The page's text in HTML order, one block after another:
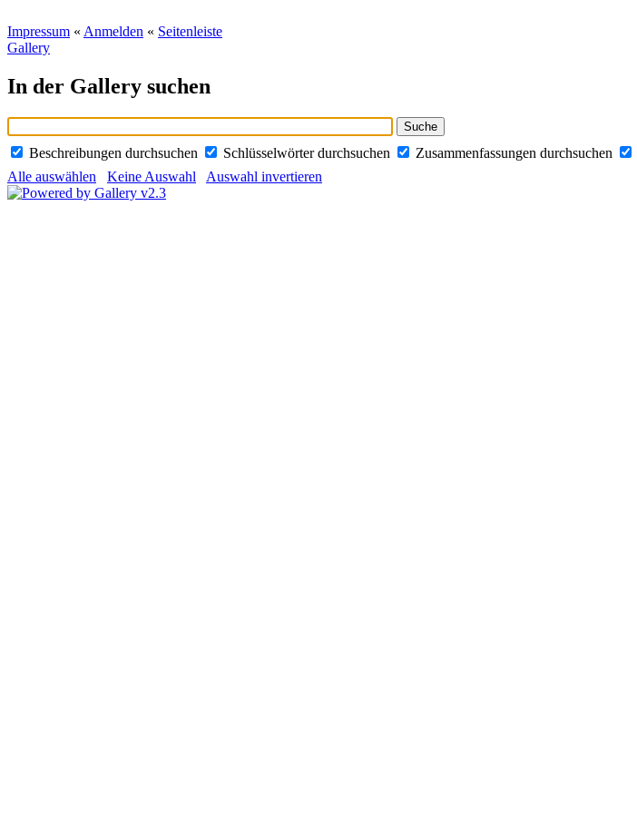
Impressum « Anmelden « Seitenleiste
Gallery
In der Gallery suchen
Beschreibungen durchsuchen Schlüsselwörter durchsuchen Zusammenfassungen durchsuchen
Alle auswählen
Keine Auswahl Auswahl invertieren